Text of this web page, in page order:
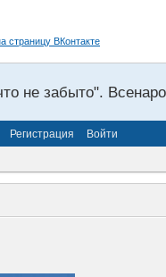
не забыто".
Регистрация Войти